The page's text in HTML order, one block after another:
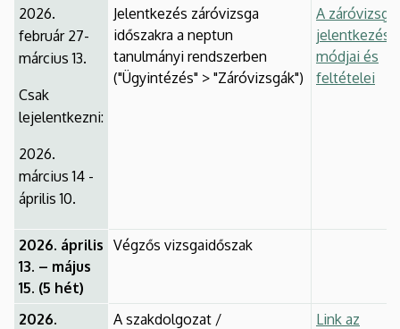
2026.
február 27-
március 13.
Csak
lejelentkezni:
2026.
március 14 -
április 10.
Jelentkezés záróvizsga
időszakra a neptun
tanulmányi rendszerben
("Ügyintézés" > "Záróvizsgák")
A záróvizsga
jelentkezés
módjai és
feltételei
2026. április
13. – május
15. (5 hét)
Végzős vizsgaidőszak
2026.
A szakdolgozat /
Link az